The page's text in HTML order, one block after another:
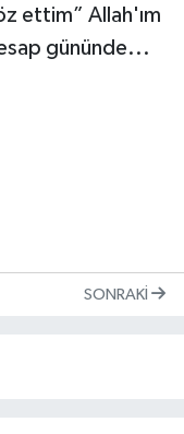
ettim” Allah'ım
gününde...
SONRAKI